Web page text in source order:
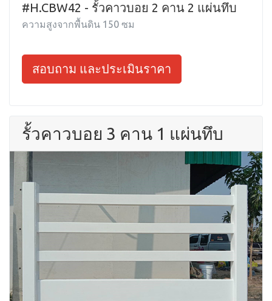
#H.CBW42 - รั้วคาวบอย 2 คาน 2 แผ่นทึบ
ความสูงจากพื้นดิน 150 ซม
สอบถาม และประเมินราคา
รั้วคาวบอย 3 คาน 1 แผ่นทึบ